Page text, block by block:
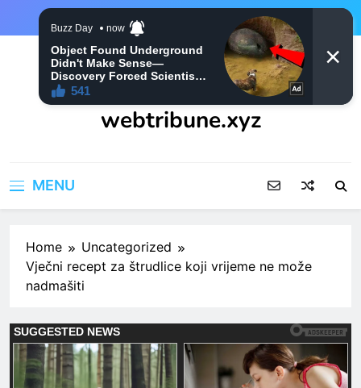
webtribune.xyz
MENU
Home
Uncategorized
Vječni recept za štrudlice koji vrijeme ne može
nadmašiti